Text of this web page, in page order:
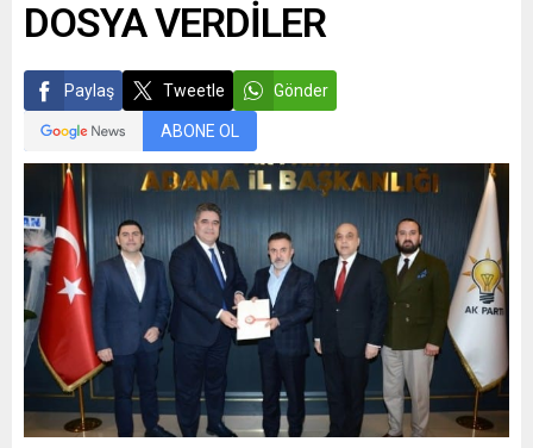
DOSYA VERDİLER
Paylaş Tweetle Gönder
ABONE OL